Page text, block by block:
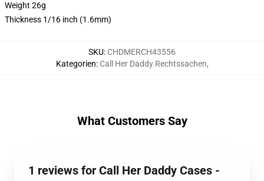
Weight 26g
Thickness 1/16 inch (1.6mm)
SKU: CHDMERCH43556
Kategorien: Call Her Daddy Rechtssachen,
What Customers Say
1 reviews for Call Her Daddy Cases -